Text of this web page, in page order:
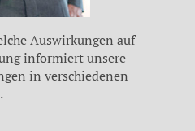
Auswirkungen auf
informiert unsere
in verschiedenen